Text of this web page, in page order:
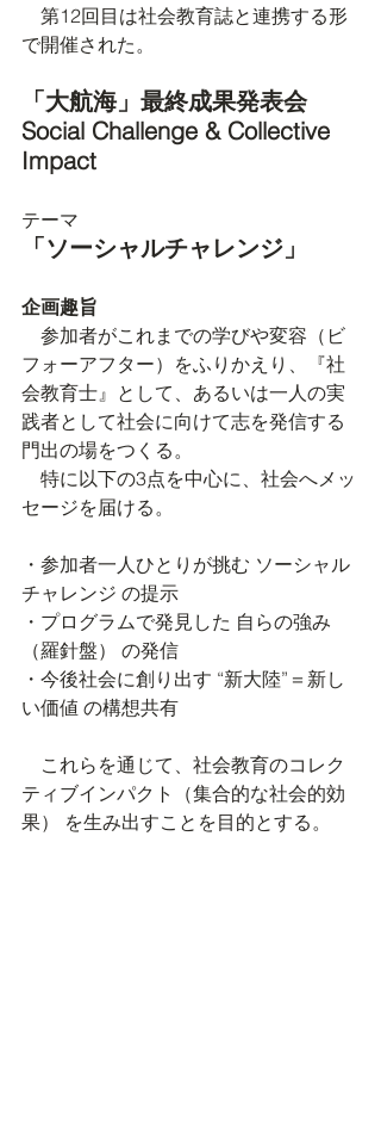
第12回目は社会教育誌と連携する形
で開催された。
「大航海」最終成果発表会
Social Challenge & Collective
Impact
テーマ
「ソーシャルチャレンジ」
企画趣旨
参加者がこれまでの学びや変容（ビ
フォーアフター）をふりかえり、『社
会教育士』として、あるいは一人の実
践者として社会に向けて志を発信する
門出の場をつくる。
特に以下の3点を中心に、社会へメッ
セージを届ける。
・参加者一人ひとりが挑む ソーシャル
チャレンジ の提示
・プログラムで発見した 自らの強み
（羅針盤） の発信
・今後社会に創り出す “新大陸”＝新し
い価値 の構想共有
これらを通じて、社会教育のコレク
ティブインパクト（集合的な社会的効
果） を生み出すことを目的とする。